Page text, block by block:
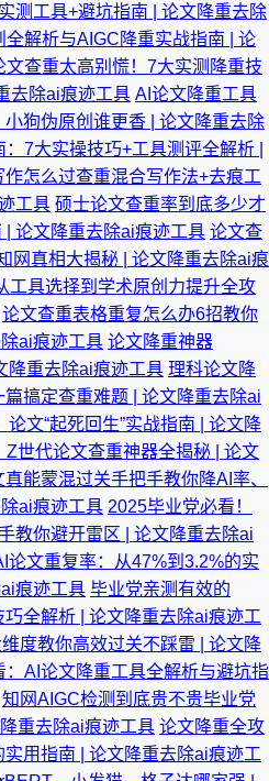
测工具+避坑指南 | 论文降重去除
全解析与AIGC降重实战指南 | 论
文查重太高别慌！7大实测降重技
去除ai痕迹工具 AI论文降重工具
狗伪原创谁更香 | 论文降重去除
7大实操技巧+工具测评全解析 |
作怎么过查重混合写作法+去痕工
工具 硕士论文查重率到底多少才
论文降重去除ai痕迹工具 论文查
网真相大揭秘 | 论文降重去除ai痕
工具选择到学术原创力提升全攻
论文查重表格重复怎么办6招教你
ai痕迹工具 论文降重神器
降重去除ai痕迹工具 理科论文降
搞定查重难题 | 论文降重去除ai
文“起死回生”实战指南 | 论文降
Z世代论文查重神器全揭秘 | 论文
能蒙混过关手把手教你降AI率、
ai痕迹工具 2025毕业党必看！
教你避开雷区 | 论文降重去除ai
论文重复率：从47%到3.2%的实
痕迹工具 毕业党亲测有效的
全解析 | 论文降重去除ai痕迹工
度教你高效过关不踩雷 | 论文降
：AI论文降重工具全解析与避坑指
知网AIGC检测到底贵不贵毕业党
重去除ai痕迹工具 论文降重全攻
用指南 | 论文降重去除ai痕迹工